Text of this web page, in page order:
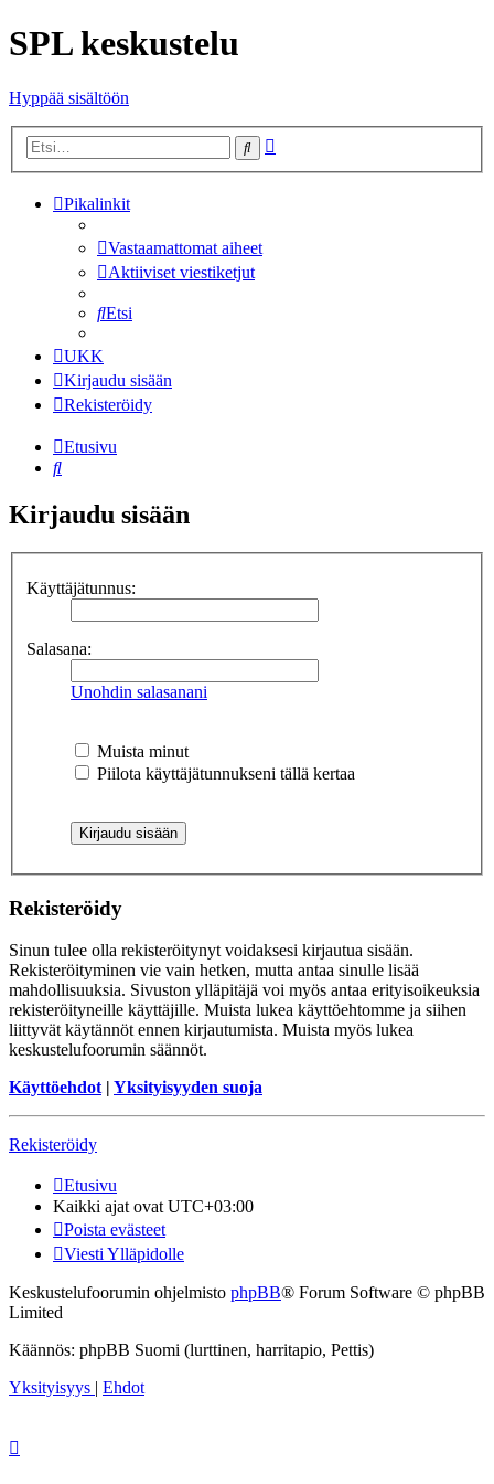
SPL keskustelu
Hyppää sisältöön
Etsi
Pikalinkit
Vastaamattomat aiheet
Aktiiviset viestiketjut
Etsi
UKK
Kirjaudu sisään
Rekisteröidy
Etusivu
Etsi
Kirjaudu sisään
Käyttäjätunnus:
Salasana:
Unohdin salasanani
Muista minut
Piilota käyttäjätunnukseni tällä kertaa
Rekisteröidy
Sinun tulee olla rekisteröitynyt voidaksesi kirjautua sisään.
Rekisteröityminen vie vain hetken, mutta antaa sinulle lisää
mahdollisuuksia. Sivuston ylläpitäjä voi myös antaa erityisoikeuksia
rekisteröityneille käyttäjille. Muista lukea käyttöehtomme ja siihen
liittyvät käytännöt ennen kirjautumista. Muista myös lukea
keskustelufoorumin säännöt.
Käyttöehdot | Yksityisyyden suoja
Rekisteröidy
Etusivu
Kaikki ajat ovat UTC+03:00
Poista evästeet
Viesti Ylläpidolle
Keskustelufoorumin ohjelmisto phpBB® Forum Software © phpBB
Limited
Käännös: phpBB Suomi (lurttinen, harritapio, Pettis)
Yksityisyys | Ehdot